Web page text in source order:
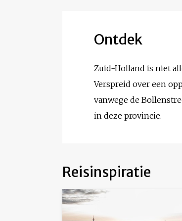
Ontdek
Zuid-Holland is niet
Verspreid over een
vanwege de
in deze provincie.
Reisinspiratie